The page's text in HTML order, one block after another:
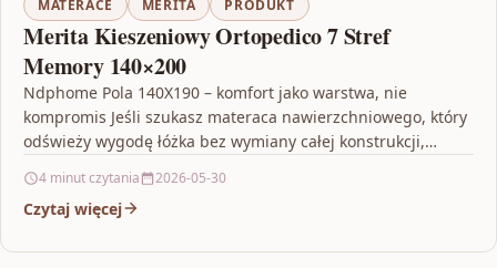
MATERACE MERITA PRODUKT
Merita Kieszeniowy Ortopedico 7 Stref
Memory 140×200
Ndphome Pola 140X190 – komfort jako warstwa, nie
kompromis Jeśli szukasz materaca nawierzchniowego, który
odświeży wygodę łóżka bez wymiany całej konstrukcji,
4 minut czytania 2026-05-30
Czytaj więcej